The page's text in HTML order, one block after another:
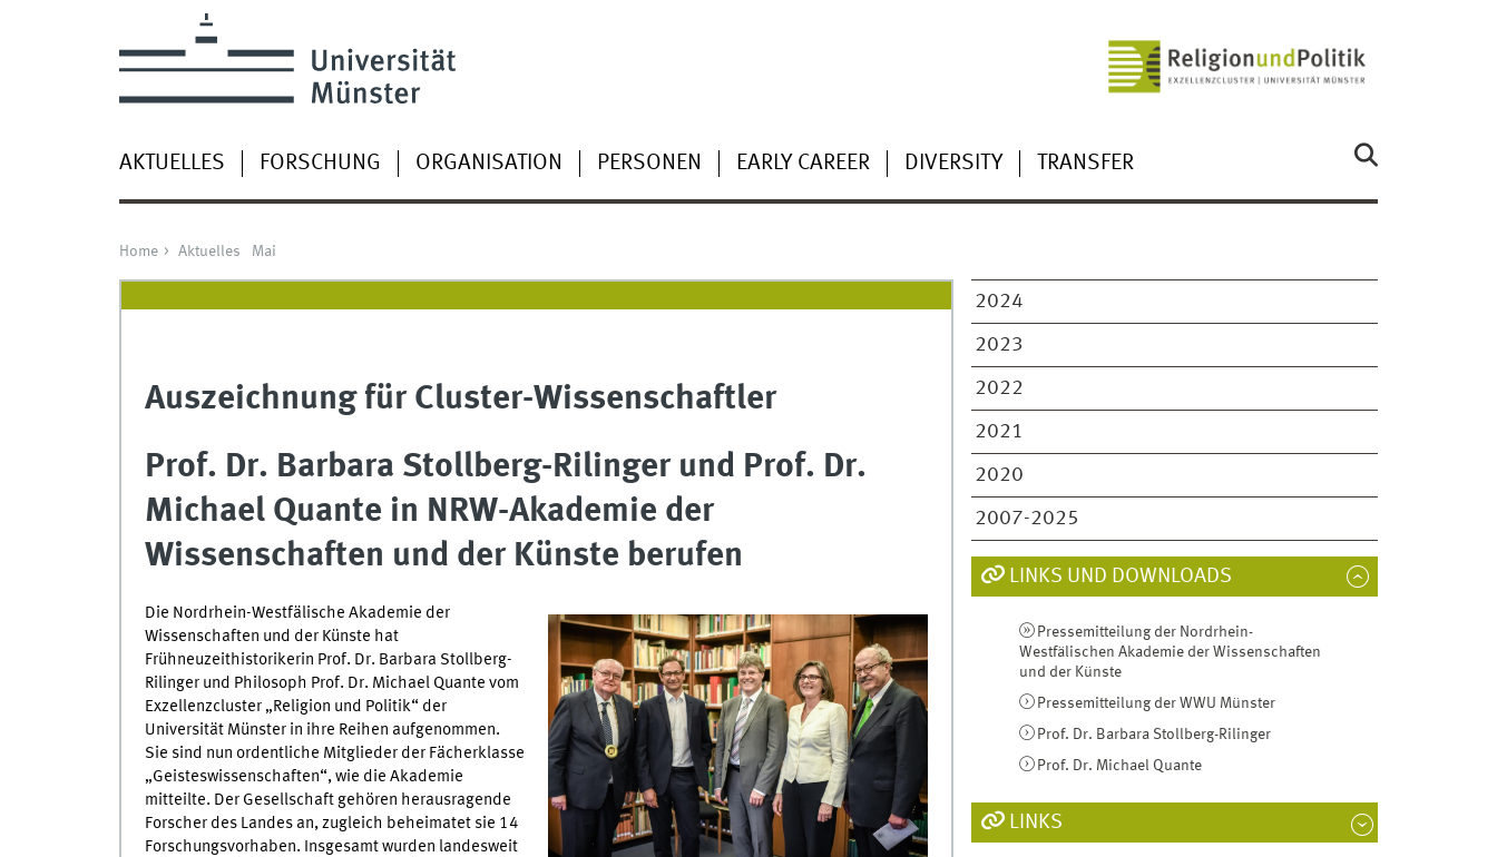
AKTUELLES FORSCHUNG ORGANISATION PERSONEN EARLY CAREER DIVERSITY TRANSFER
Home Aktuelles Mai
2024
2023
2022
2021
2020
2007-2025
Auszeichnung für Cluster-Wissenschaftler
Prof. Dr. Barbara Stollberg-Rilinger und Prof. Dr.
Michael Quante in NRW-Akademie der
Wissenschaften und der Künste berufen
Die Nordrhein-Westfälische Akademie der
Wissenschaften und der Künste hat
Frühneuzeithistorikerin Prof. Dr. Barbara Stollberg-
Rilinger und Philosoph Prof. Dr. Michael Quante vom
Exzellenzcluster „Religion und Politik“ der
Universität Münster in ihre Reihen aufgenommen.
Sie sind nun ordentliche Mitglieder der Fächerklasse
„Geisteswissenschaften“, wie die Akademie
mitteilte. Der Gesellschaft gehören herausragende
Forscher des Landes an, zugleich beheimatet sie 14
Forschungsvorhaben. Insgesamt wurden landesweit
LINKS UND DOWNLOADS
Pressemitteilung der Nordrhein-
Westfälischen Akademie der Wissenschaften
und der Künste
Pressemitteilung der WWU Münster
Prof. Dr. Barbara Stollberg-Rilinger
Prof. Dr. Michael Quante
LINKS